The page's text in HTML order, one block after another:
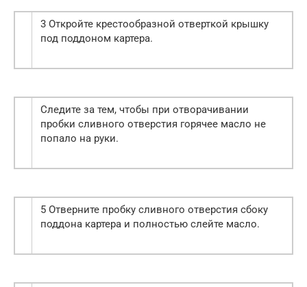
3 Откройте крестообразной отверткой крышку
под поддоном картера.
Следите за тем, чтобы при отворачивании
пробки сливного отверстия горячее масло не
попало на руки.
5 Отверните пробку сливного отверстия сбоку
поддона картера и полностью слейте масло.